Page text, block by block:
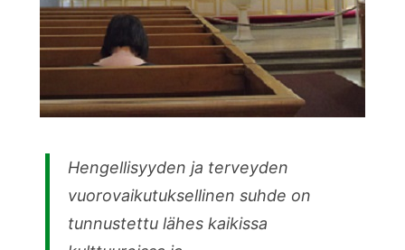
Hengellisyyden ja terveyden
vuorovaikutuksellinen suhde on
tunnustettu lähes kaikissa